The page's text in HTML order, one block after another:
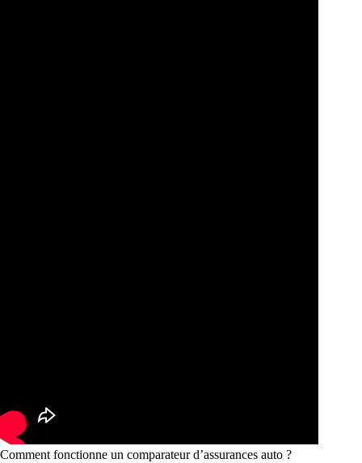
Comment fonctionne un comparateur d’assurances auto ?